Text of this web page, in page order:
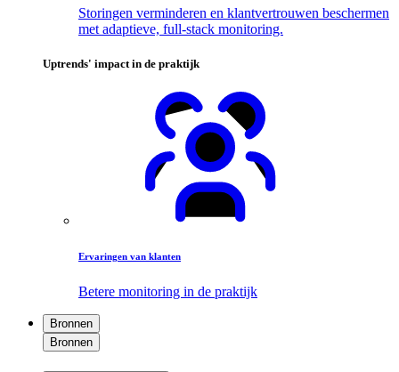
Storingen verminderen en klantvertrouwen beschermen
met adaptieve, full-stack monitoring.
Uptrends' impact in de praktijk
Ervaringen van klanten
Betere monitoring in de praktijk
Bronnen
Bronnen